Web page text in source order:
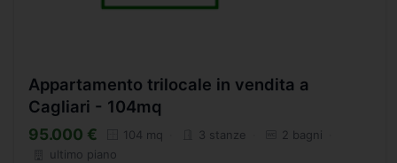
Appartamento trilocale in vendita a
Cagliari - 104mq
95.000 € 104 mq 3 stanze
2 bagni
ultimo piano